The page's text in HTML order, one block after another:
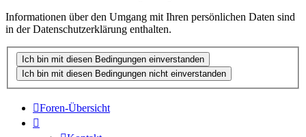
Informationen über den Umgang mit Ihren persönlichen Daten sind
in der Datenschutzerklärung enthalten.
Foren-Übersicht